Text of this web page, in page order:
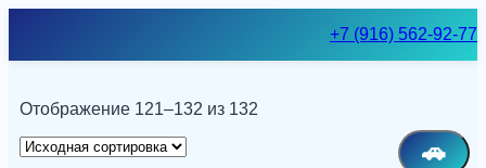
+7 (916) 562-92-77
🚗
Отображение 121–132 из 132